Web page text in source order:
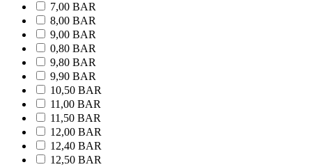
7,00 BAR
8,00 BAR
9,00 BAR
0,80 BAR
9,80 BAR
9,90 BAR
10,50 BAR
11,00 BAR
11,50 BAR
12,00 BAR
12,40 BAR
12,50 BAR